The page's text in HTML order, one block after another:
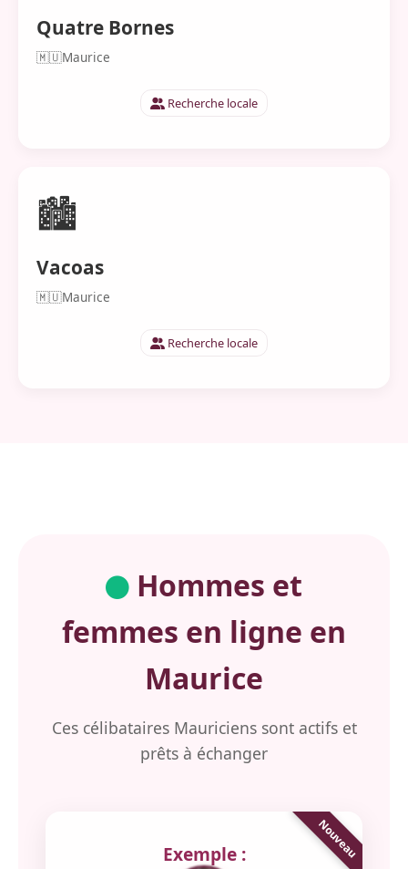
Quatre Bornes
🇲🇺Maurice
Recherche locale
🏙️
Vacoas
🇲🇺Maurice
Recherche locale
Hommes et
femmes en ligne en
Maurice
Ces célibataires Mauriciens sont actifs et
prêts à échanger
Exemple :